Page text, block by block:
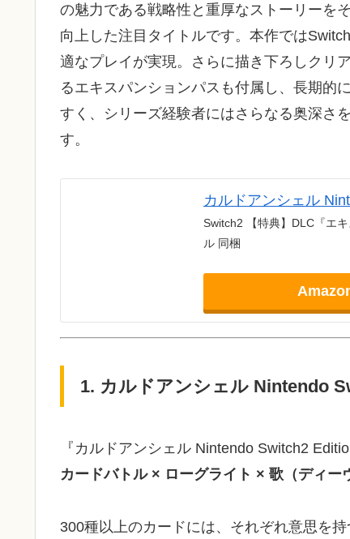
の魅力である戦略性と重厚なストーリーを
向上した注目タイトルです。本作では
適なプレイが実現。さらに描き下ろしクリ
るエキスパンションパスも付属し、長期的
すく、シリーズ経験者にはさらなる奥深さ
す。
カルドアンシェル
Switch2 【特典】DLC『エ
ル 同梱
1. カルドアンシェル Nintendo
『カルドアンシェル Nintendo Switch2
カードバトル × ローグライト × 歌（ディー
300種以上のカードには、それぞれ意思を